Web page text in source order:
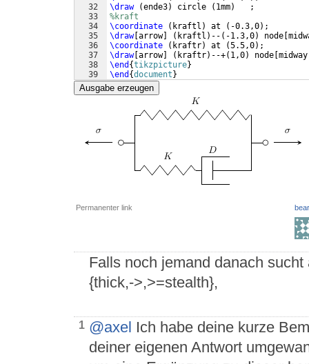
32
33
34
35
36
37
38
39
\draw
(ende3) circle ( 1mm)
   ;
%kraft
\coordinate
( kraftl ) at ( -0.3,0) ;
\draw[ arrow] ( kraftl ) -- ( -1.3,0) node
\coordinate
( kraftr) at (5.5,0) ;
\draw[ arrow] ( kraftr) --+( 1,0) node
\end {tikzpicture}
\end {document }
Ausgabe erzeugen
Permanenter link
Falls noch jemand danach
{thick,->,>=stealth},
1 @axel Ich habe deine kurze
deiner eigenen Antwort